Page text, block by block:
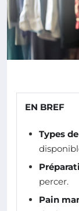
EN BREF
Types
percer.
Pain